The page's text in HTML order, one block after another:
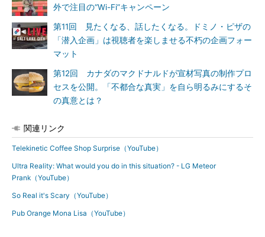
外で注目の“Wi-Fi”キャンペーン
第11回 見たくなる、話したくなる。ドミノ・ピザの
「潜入企画」は視聴者を楽しませる不朽の企画フォー
マット
第12回 カナダのマクドナルドが宣材写真の制作プロ
セスを公開。「不都合な真実」を自ら明るみにするそ
の真意とは？
関連リンク
Telekinetic Coffee Shop Surprise（YouTube）
Ultra Reality: What would you do in this situation? - LG Meteor
Prank（YouTube）
So Real it's Scary（YouTube）
Pub Orange Mona Lisa（YouTube）